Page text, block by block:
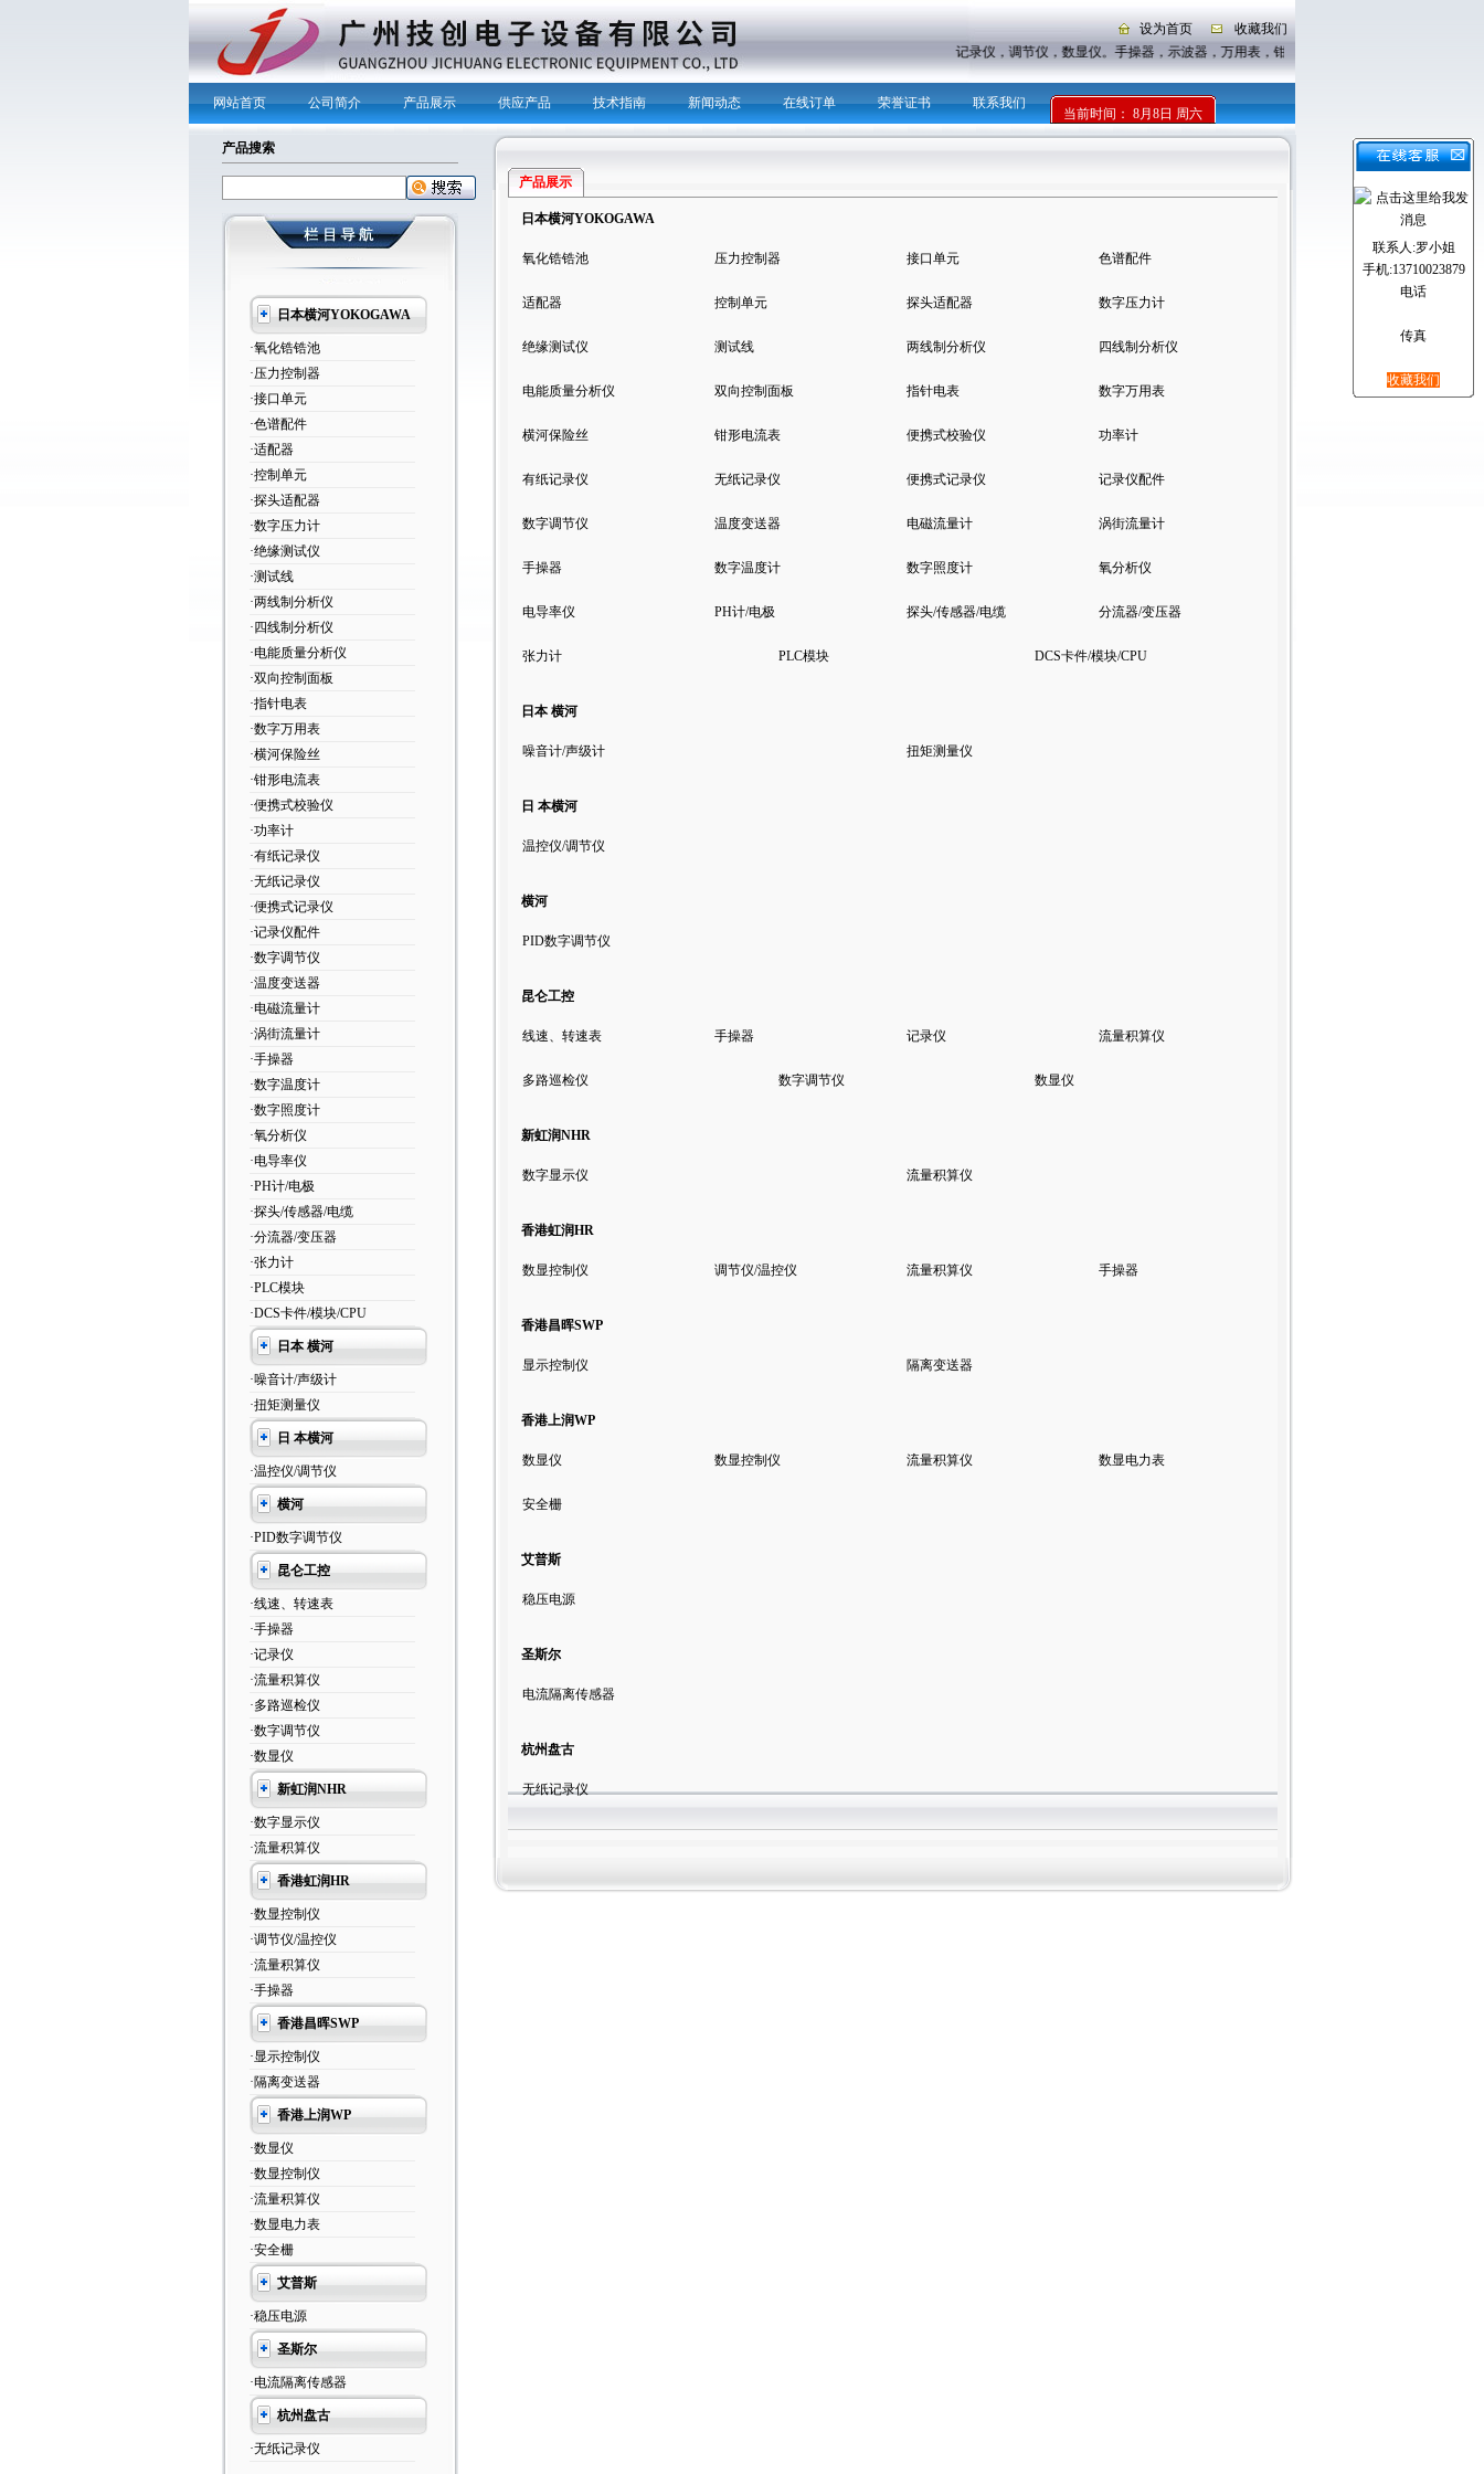
设为首页
收藏我们
主营产品：记录仪，调节仪，数显仪。手操器，示波器，万用表，钳形表
网站首页 公司简介 产品展示 供应产品 技术指南 新闻动态 在线订单 荣誉证书 联系我们
当前时间： 8月8日 周六
产品搜索
日本横河YOKOGAWA
·氧化锆锆池
·压力控制器
·接口单元
·色谱配件
·适配器
·控制单元
·探头适配器
·数字压力计
·绝缘测试仪
·测试线
·两线制分析仪
·四线制分析仪
·电能质量分析仪
·双向控制面板
·指针电表
·数字万用表
·横河保险丝
·钳形电流表
·便携式校验仪
·功率计
·有纸记录仪
·无纸记录仪
·便携式记录仪
·记录仪配件
·数字调节仪
·温度变送器
·电磁流量计
·涡街流量计
·手操器
·数字温度计
·数字照度计
·氧分析仪
·电导率仪
·PH计/电极
·探头/传感器/电缆
·分流器/变压器
·张力计
·PLC模块
·DCS卡件/模块/CPU
日本 横河
·噪音计/声级计
·扭矩测量仪
日 本横河
·温控仪/调节仪
横河
·PID数字调节仪
昆仑工控
·线速、转速表
·手操器
·记录仪
·流量积算仪
·多路巡检仪
·数字调节仪
·数显仪
新虹润NHR
·数字显示仪
·流量积算仪
香港虹润HR
·数显控制仪
·调节仪/温控仪
·流量积算仪
·手操器
香港昌晖SWP
·显示控制仪
·隔离变送器
香港上润WP
·数显仪
·数显控制仪
·流量积算仪
·数显电力表
·安全栅
艾普斯
·稳压电源
圣斯尔
·电流隔离传感器
杭州盘古
·无纸记录仪
产品展示
日本横河YOKOGAWA
氧化锆锆池 压力控制器 接口单元 色谱配件
适配器 控制单元 探头适配器 数字压力计
绝缘测试仪 测试线 两线制分析仪 四线制分析仪
电能质量分析仪 双向控制面板 指针电表 数字万用表
横河保险丝 钳形电流表 便携式校验仪 功率计
有纸记录仪 无纸记录仪 便携式记录仪 记录仪配件
数字调节仪 温度变送器 电磁流量计 涡街流量计
手操器 数字温度计 数字照度计 氧分析仪
电导率仪 PH计/电极 探头/传感器/电缆 分流器/变压器
张力计 PLC模块 DCS卡件/模块/CPU
日本 横河
噪音计/声级计 扭矩测量仪
日 本横河
温控仪/调节仪
横河
PID数字调节仪
昆仑工控
线速、转速表 手操器 记录仪 流量积算仪
多路巡检仪 数字调节仪 数显仪
新虹润NHR
数字显示仪 流量积算仪
香港虹润HR
数显控制仪 调节仪/温控仪 流量积算仪 手操器
香港昌晖SWP
显示控制仪 隔离变送器
香港上润WP
数显仪 数显控制仪 流量积算仪 数显电力表
安全栅
艾普斯
稳压电源
圣斯尔
电流隔离传感器
杭州盘古
无纸记录仪
联系人:罗小姐
手机:13710023879
电话
传真
收藏我们